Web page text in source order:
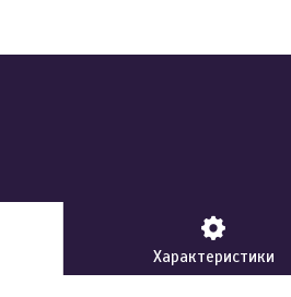
Характеристики